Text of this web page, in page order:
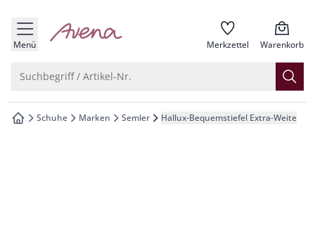
springen
springen
springen
springen
Menü zur Startseite Merkzettel Warenkorb
Suchbegriff / Artikel-Nr.
zur Startseite
Schuhe Marken Semler Hallux-Bequemstiefel Extra-Weite